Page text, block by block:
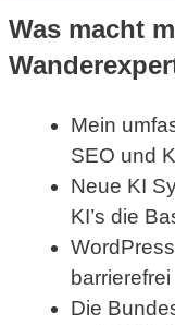
Was macht
Mein
SEO und
Neue KI
KI’s die
barrierefrei
Die